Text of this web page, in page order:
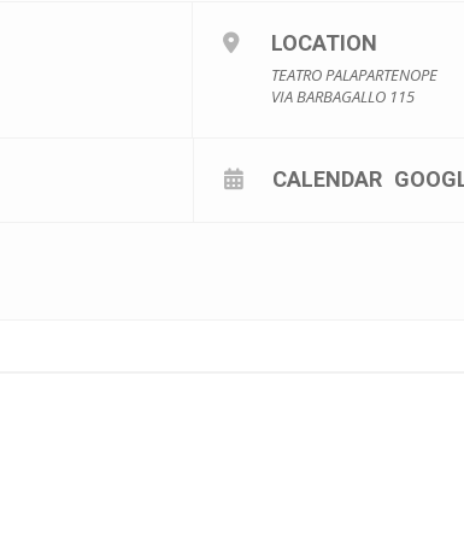
LOCATION
TEATRO PALAPARTENOPE
VIA BARBAGALLO 115
CALENDAR